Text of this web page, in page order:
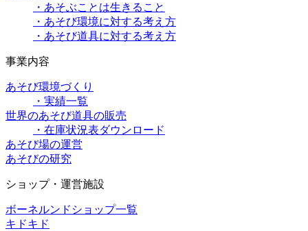
・あそぶことは生きること
・あそび環境に対する考え方
・あそび道具に対する考え方
事業内容
あそび環境づくり
・実績一覧
世界のあそび道具の販売
・在庫状況表ダウンロード
あそび場の運営
あそびの研究
ショップ・運営施設
ボーネルンドショップ一覧
キドキド